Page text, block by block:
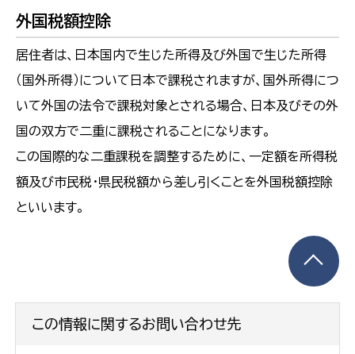
外国税額控除
居住者は、日本国内で生じた所得及び外国で生じた所得
（国外所得）について日本で課税されますが、国外所得につ
いて外国の法令で課税対象とされる場合、日本及びその外
国の双方で二重に課税されることになります。
この国際的な二重課税を調整するために、一定額を所得税
額及び市民税・県民税額から差し引くことを外国税額控除
といいます。
この情報に関するお問い合わせ先